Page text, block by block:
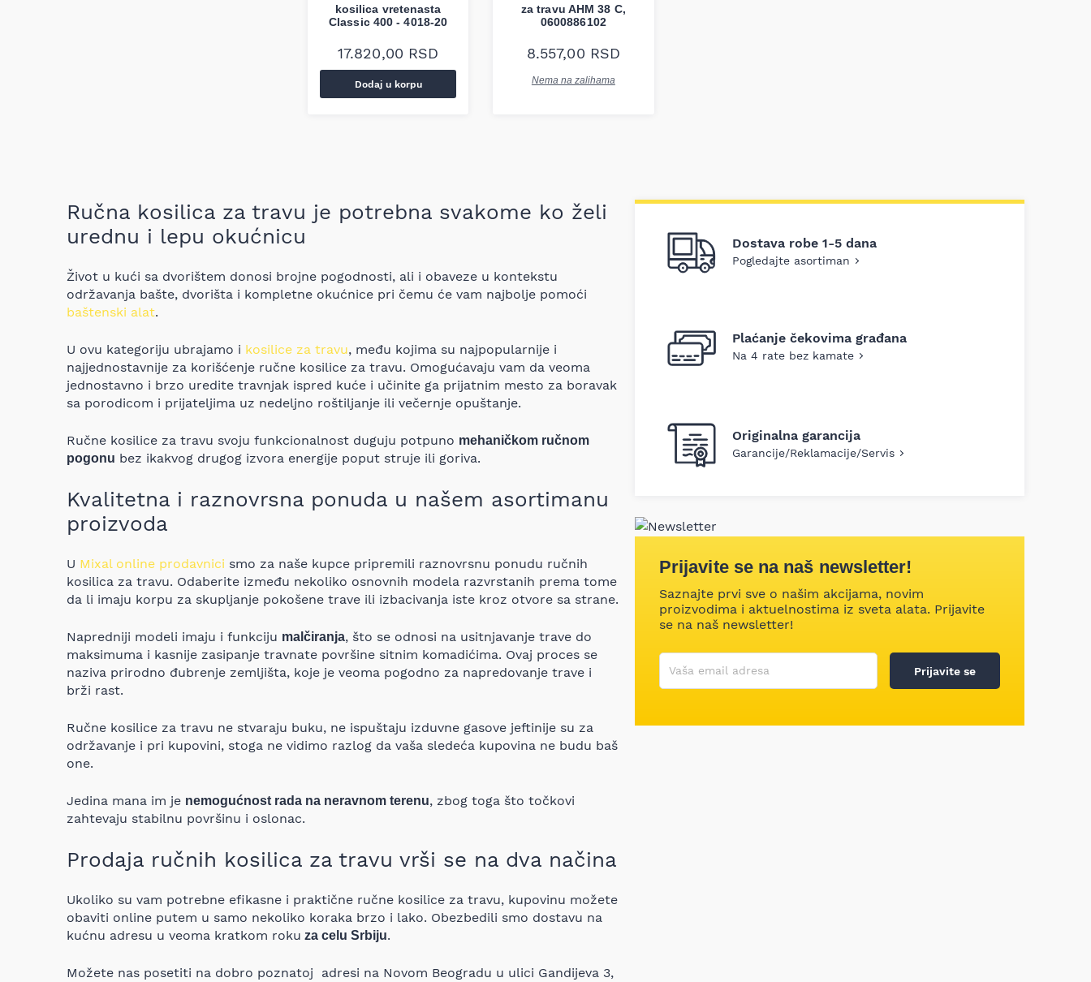
kosilica vretenasta
Classic 400 - 4018-20
17.820,00 RSD
Dodaj u korpu
za travu AHM 38 C,
0600886102
8.557,00 RSD
Nema na zalihama
Ručna kosilica za travu je potrebna svakome ko želi
urednu i lepu okućnicu
Život u kući sa dvorištem donosi brojne pogodnosti, ali i obaveze u kontekstu
održavanja bašte, dvorišta i kompletne okućnice pri čemu će vam najbolje pomoći
baštenski alat.
U ovu kategoriju ubrajamo i kosilice za travu, među kojima su najpopularnije i
najjednostavnije za korišćenje ručne kosilice za travu. Omogućavaju vam da veoma
jednostavno i brzo uredite travnjak ispred kuće i učinite ga prijatnim mesto za boravak
sa porodicom i prijateljima uz nedeljno roštiljanje ili večernje opuštanje.
Ručne kosilice za travu svoju funkcionalnost duguju potpuno mehaničkom ručnom
pogonu bez ikakvog drugog izvora energije poput struje ili goriva.
Kvalitetna i raznovrsna ponuda u našem asortimanu
proizvoda
U Mixal online prodavnici smo za naše kupce pripremili raznovrsnu ponudu ručnih
kosilica za travu. Odaberite između nekoliko osnovnih modela razvrstanih prema tome
da li imaju korpu za skupljanje pokošene trave ili izbacivanja iste kroz otvore sa strane.
Napredniji modeli imaju i funkciju malčiranja, što se odnosi na usitnjavanje trave do
maksimuma i kasnije zasipanje travnate površine sitnim komadićima. Ovaj proces se
naziva prirodno đubrenje zemljišta, koje je veoma pogodno za napredovanje trave i
brži rast.
Ručne kosilice za travu ne stvaraju buku, ne ispuštaju izduvne gasove jeftinije su za
održavanje i pri kupovini, stoga ne vidimo razlog da vaša sledeća kupovina ne budu baš
one.
Jedina mana im je nemogućnost rada na neravnom terenu, zbog toga što točkovi
zahtevaju stabilnu površinu i oslonac.
Prodaja ručnih kosilica za travu vrši se na dva načina
Ukoliko su vam potrebne efikasne i praktične ručne kosilice za travu, kupovinu možete
obaviti online putem u samo nekoliko koraka brzo i lako. Obezbedili smo dostavu na
kućnu adresu u veoma kratkom roku za celu Srbiju.
Možete nas posetiti na dobro poznatoj adresi na Novom Beogradu u ulici Gandijeva 3,
Dostava robe 1-5 dana
Pogledajte asortiman
Plaćanje čekovima građana
Na 4 rate bez kamate
Originalna garancija
Garancije/Reklamacije/Servis
Prijavite se na naš newsletter!
Saznajte prvi sve o našim akcijama, novim
proizvodima i aktuelnostima iz sveta alata. Prijavite
se na naš newsletter!
Korisničko ime
Vaša email adresa
Prijavite se